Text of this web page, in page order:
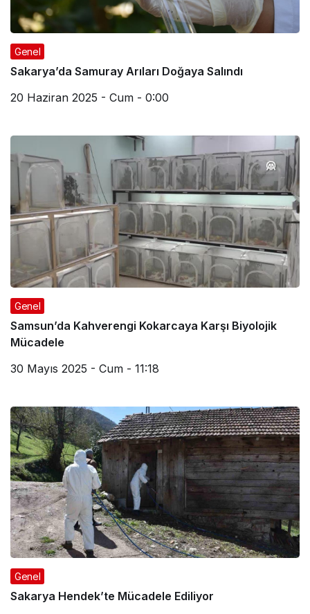
Genel
Sakarya’da Samuray Arıları Doğaya Salındı
20 Haziran 2025 - Cum - 0:00
Genel
Samsun’da Kahverengi Kokarcaya Karşı Biyolojik
Mücadele
30 Mayıs 2025 - Cum - 11:18
Genel
Sakarya Hendek’te Mücadele Ediliyor